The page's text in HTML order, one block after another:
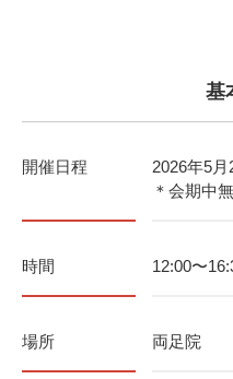
基
開催日程
2026年5月
＊会期中
時間 12:00〜
場所 両足院